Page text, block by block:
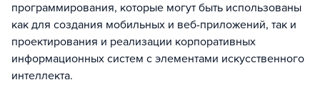
программирования, которые могут быть использованы
как для создания мобильных и веб-приложений, так и
проектирования и реализации корпоративных
информационных систем с элементами искусственного
интеллекта.